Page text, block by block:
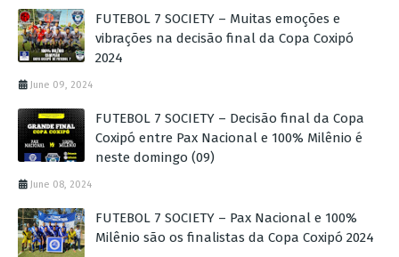
FUTEBOL 7 SOCIETY – Muitas emoções e
vibrações na decisão final da Copa Coxipó
2024
June 09, 2024
FUTEBOL 7 SOCIETY – Decisão final da Copa
Coxipó entre Pax Nacional e 100% Milênio é
neste domingo (09)
June 08, 2024
FUTEBOL 7 SOCIETY – Pax Nacional e 100%
Milênio são os finalistas da Copa Coxipó 2024